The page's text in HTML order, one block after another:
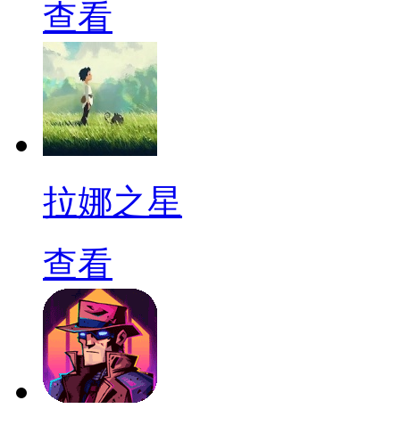
查看
拉娜之星
查看